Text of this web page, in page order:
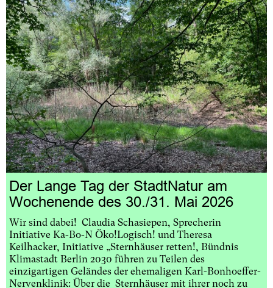
Der Lange Tag der StadtNatur am
Wochenende des 30./31. Mai 2026
Wir sind dabei! Claudia Schasiepen, Sprecherin
Initiative Ka-Bo-N Öko!Logisch! und Theresa
Keilhacker, Initiative „Sternhäuser retten!, Bündnis
Klimastadt Berlin 2030 führen zu Teilen des
einzigartigen Geländes der ehemaligen Karl-Bonhoeffer-
Nervenklinik: Über die Sternhäuser mit ihrer noch zu